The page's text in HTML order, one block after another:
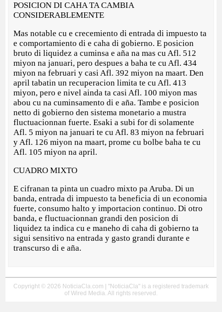
POSICION DI CAHA TA CAMBIA
CONSIDERABLEMENTE
Mas notable cu e crecemiento di entrada di impuesto ta
e comportamiento di e caha di gobierno. E posicion
bruto di liquidez a cuminsa e aña na mas cu Afl. 512
miyon na januari, pero despues a baha te cu Afl. 434
miyon na februari y casi Afl. 392 miyon na maart. Den
april tabatin un recuperacion limita te cu Afl. 413
miyon, pero e nivel ainda ta casi Afl. 100 miyon mas
abou cu na cuminsamento di e aña. Tambe e posicion
netto di gobierno den sistema monetario a mustra
fluctuacionnan fuerte. Esaki a subi for di solamente
Afl. 5 miyon na januari te cu Afl. 83 miyon na februari
y Afl. 126 miyon na maart, prome cu bolbe baha te cu
Afl. 105 miyon na april.
CUADRO MIXTO
E cifranan ta pinta un cuadro mixto pa Aruba. Di un
banda, entrada di impuesto ta beneficia di un economia
fuerte, consumo halto y importacion continuo. Di otro
banda, e fluctuacionnan grandi den posicion di
liquidez ta indica cu e maneho di caha di gobierno ta
sigui sensitivo na entrada y gasto grandi durante e
transcurso di e aña.
Copyright © 2026 NoticiaCla.com | "NoticiaCla" is a registered trademark
of Wired Media. All rights reserved.